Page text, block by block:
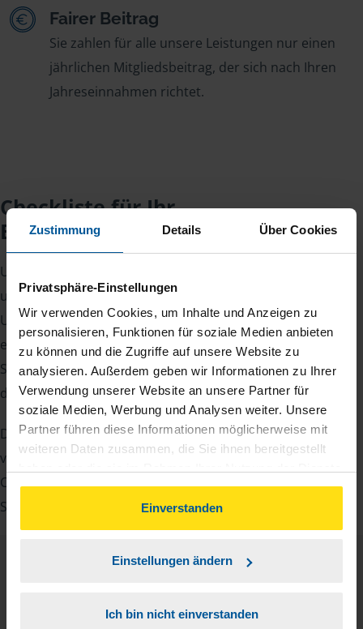
Zustimmung Details Über Cookies
Privatsphäre-Einstellungen
Wir verwenden Cookies, um Inhalte und Anzeigen zu
personalisieren, Funktionen für soziale Medien anbieten
zu können und die Zugriffe auf unsere Website zu
analysieren. Außerdem geben wir Informationen zu Ihrer
Verwendung unserer Website an unsere Partner für
soziale Medien, Werbung und Analysen weiter. Unsere
Partner führen diese Informationen möglicherweise mit
weiteren Daten zusammen, die Sie ihnen bereitgestellt
gesammelt haben. Indem Sie auf Einverstanden klicken,
können Sie der Verwendung von Cookies, gemäß
unserer
Einverstanden
Einstellungen ändern
Ich bin nicht einverstanden
Fairer Beitrag
Sie zahlen für alle unsere Leistungen nur einen
jährlichen Mitgliedsbeitrag, der sich nach Ihren
Jahreseinnahmen richtet.
Checkliste für Ihr
Beratungsgespräch
Um Ihre Steuererklärung erstellen zu können, benötigen
unsere Beraterinnen und Berater eine Reihe von
Unterlagen von Ihnen. Dazu gehört beispielsweise die
elektronische Lohnsteuerbescheinigung, Ihre
Steueridentifikationsnummer, der Rentenbescheid oder
die Bescheinigung über das Kindergeld.
Damit Sie sich gut vorbereiten können und keinen der
vielen Nachweise vergessen, stellen wir Ihnen hier eine
Checkliste für Arbeitnehmer, Beamte, Auszubildende und
Studenten sowie Rentner zur Verfügung.